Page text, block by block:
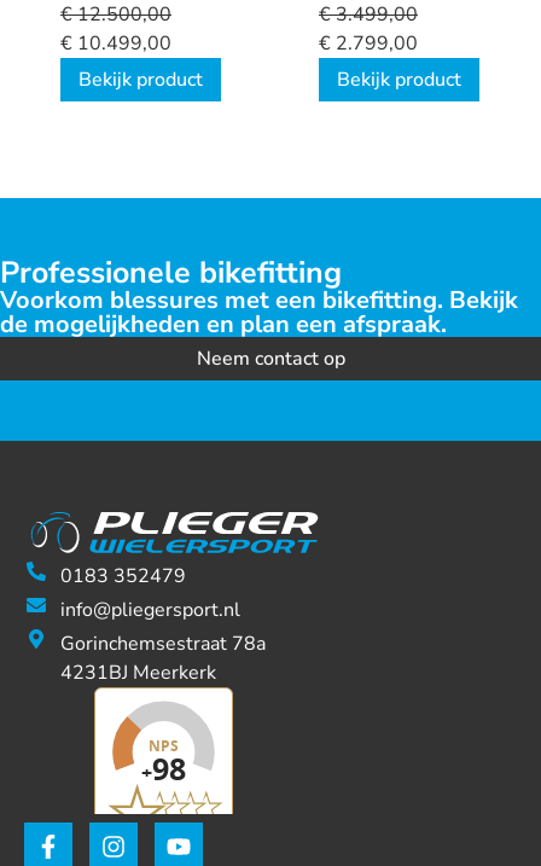
€12.500,00
€ 10.499,00
Bekijk product
€3.499,00
€ 2.799,00
Bekijk product
Professionele bikefitting
Voorkom blessures met een bikefitting. Bekijk
de mogelijkheden en plan een afspraak.
Neem contact op
0183 352479
info@pliegersport.nl
Gorinchemsestraat 78a
4231BJ Meerkerk